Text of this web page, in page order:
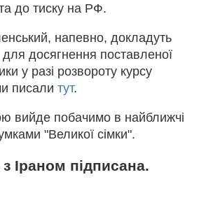
до тиску на РФ.
напевно, докладуть
досягнення поставленої
у разі розвороту курсу
писали тут.
вийде побачимо в найближчі
"Великої сімки".
Іраном підписана.